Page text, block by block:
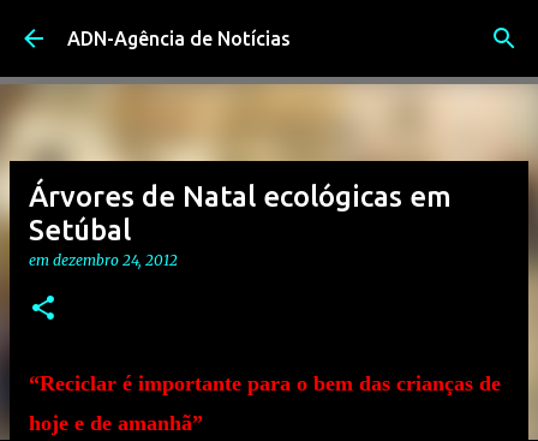
Avançar para o conteúdo principal
ADN-Agência de Notícias
Árvores de Natal ecológicas em
Setúbal
em dezembro 24, 2012
“Reciclar é importante para o bem das crianças de
hoje e de amanhã”